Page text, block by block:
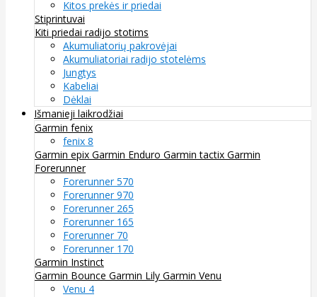
Kitos prekės ir priedai
Stiprintuvai
Kiti priedai radijo stotims
Akumuliatorių pakrovėjai
Akumuliatoriai radijo stotelėms
Jungtys
Kabeliai
Dėklai
Išmanieji laikrodžiai
Garmin fenix
fenix 8
Garmin epix Garmin Enduro Garmin tactix Garmin
Forerunner
Forerunner 570
Forerunner 970
Forerunner 265
Forerunner 165
Forerunner 70
Forerunner 170
Garmin Instinct
Garmin Bounce Garmin Lily Garmin Venu
Venu 4